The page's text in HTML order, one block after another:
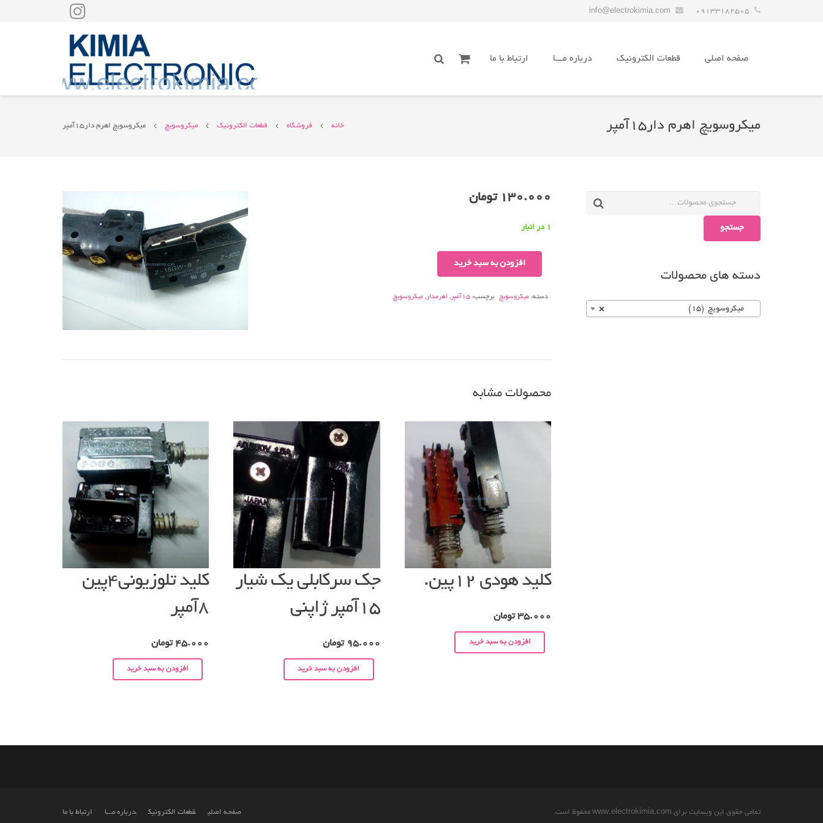
09133182505
info@electrokimia.com
صفحه اصلی قطعات الکترونیک درباره مـــا ارتباط با ما
میکروسویچ اهرم دار۱۵آمپر خانه فروشگاه قطعات الکترونیک میکروسویچ میکروسویچ اهرم دار۱۵آمپر
130.000 تومان
1 در انبار
میکروسویچ
اهرم
افزودن به سبد خرید
دسته: میکروسویچ برچسب: 15آمپر , اهرمدار , میکروسویچ
محصولات مشابه
کلید هودی ۱۲پین.
35.000 تومان
افزودن به سبد خرید
جک سرکابلی یک شیار
۱۵آمپر ژاپنی
95.000 تومان
افزودن به سبد خرید
کلید تلوزیونی۴پین
۸آمپر
45.000 تومان
افزودن به سبد خرید
جستجو
دسته های محصولات
× میکروسویچ (15)
صفحه اصلی قطعات الکترونیک درباره مـــا ارتباط با ما تمامی حقوق این وبسایت برای www.electrokimia.com محفوظ است.